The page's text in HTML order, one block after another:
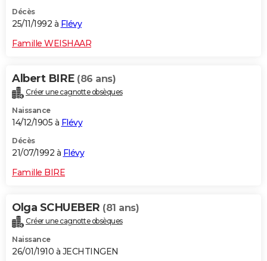
Décès
25/11/1992 à Flévy
Famille WEISHAAR
Albert BIRE (86 ans)
Créer une cagnotte obsèques
Naissance
14/12/1905 à Flévy
Décès
21/07/1992 à Flévy
Famille BIRE
Olga SCHUEBER (81 ans)
Créer une cagnotte obsèques
Naissance
26/01/1910 à JECHTINGEN